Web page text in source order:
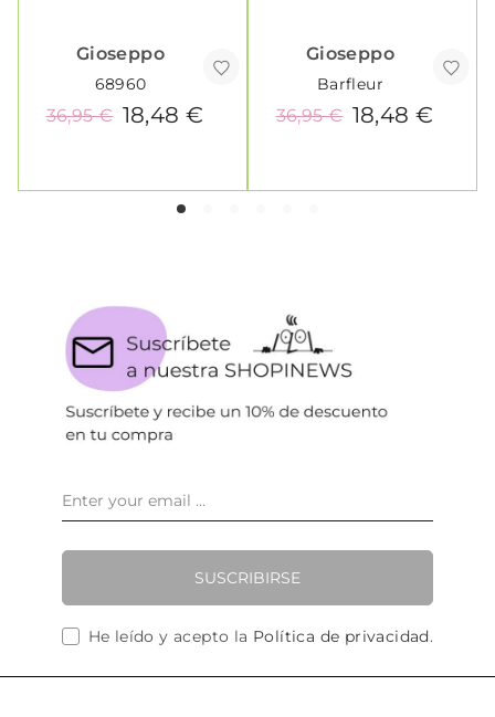
Gioseppo
68960
18,48 €
36,95 €
Gioseppo
Barfleur
18,48 €
36,95 €
SUSCRIBIRSE
He leído y acepto la Política de privacidad.